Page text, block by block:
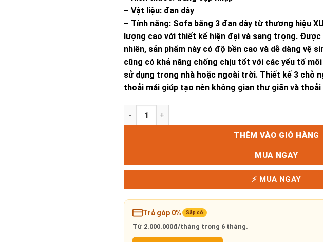
– Vật liệu: đan dây
– Tính năng: Sofa băng 3 đan dây từ thương hiệu
lượng cao với thiết kế hiện đại và sang trọng.
nhiên, sản phẩm này có độ bền cao và dễ dàng vệ
cũng có khả năng chống chịu tốt với các yếu tố
sử dụng trong nhà hoặc ngoài trời. Thiết kế 3 chỗ
thoải mái giúp tạo nên không gian thư giãn và
SOFA BĂNG 3 ĐAN DÂY số lượng
THÊM VÀO GIỎ HÀNG
MUA NGAY
⚡ MUA NGAY
Trả góp 0% Sắp có
Từ 2.000.000đ/tháng trong 6 tháng.